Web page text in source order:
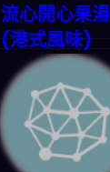
流心開心果
(港式風味)